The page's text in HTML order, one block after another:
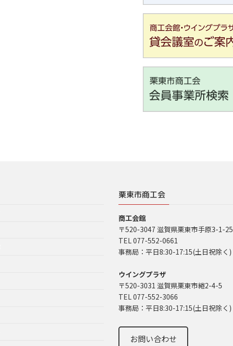
栗東市商工会
商工会館
〒520-3047 滋賀県栗東市手原3-1-25
TEL 077-552-0661
事務局：平日8:30-17:15(土日祝除く)
ウイングプラザ
〒520-3031 滋賀県栗東市綣2-4-5
TEL 077-552-3066
事務局：平日8:30-17:15(土日祝除く)
お問い合わせ